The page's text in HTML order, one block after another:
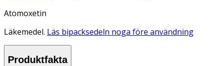
Atomoxetin
Läkemedel. Läs bipacksedeln noga före användning
Produktfakta